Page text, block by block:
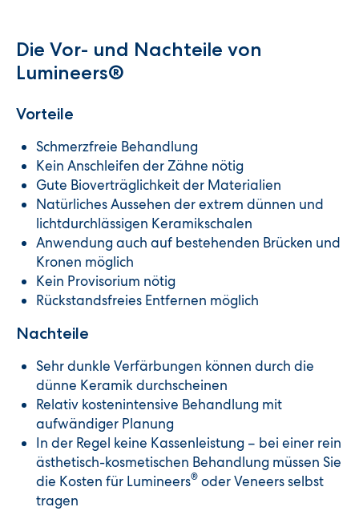
Die Vor- und Nachteile von
Lumineers®
Vorteile
Schmerzfreie Behandlung
Kein Anschleifen der Zähne nötig
Gute Bioverträglichkeit der Materialien
Natürliches Aussehen der extrem dünnen und
lichtdurchlässigen Keramikschalen
Anwendung auch auf bestehenden Brücken und
Kronen möglich
Kein Provisorium nötig
Rückstandsfreies Entfernen möglich
Nachteile
Sehr dunkle Verfärbungen können durch die
dünne Keramik durchscheinen
Relativ kostenintensive Behandlung mit
aufwändiger Planung
In der Regel keine Kassenleistung – bei einer rein
ästhetisch-kosmetischen Behandlung müssen Sie
die Kosten für Lumineers® oder Veneers selbst
tragen